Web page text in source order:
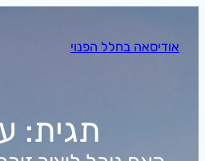
אודיסאה בחלל הפנוי
תגית: